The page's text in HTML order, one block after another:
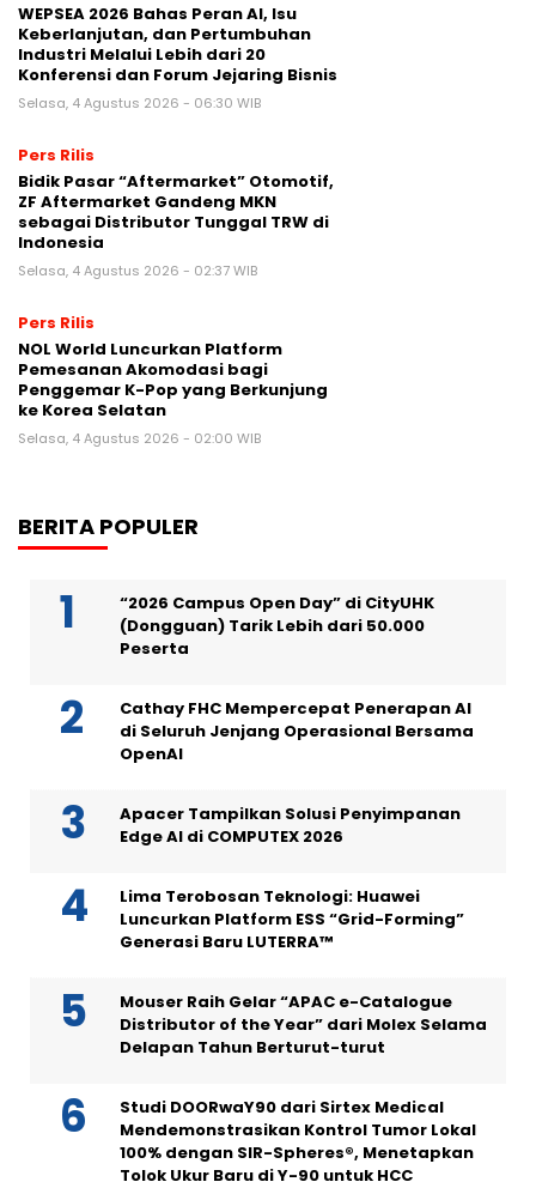
WEPSEA 2026 Bahas Peran AI, Isu
Keberlanjutan, dan Pertumbuhan
Industri Melalui Lebih dari 20
Konferensi dan Forum Jejaring Bisnis
Selasa, 4 Agustus 2026 - 06:30 WIB
Pers Rilis
Bidik Pasar “Aftermarket” Otomotif,
ZF Aftermarket Gandeng MKN
sebagai Distributor Tunggal TRW di
Indonesia
Selasa, 4 Agustus 2026 - 02:37 WIB
Pers Rilis
NOL World Luncurkan Platform
Pemesanan Akomodasi bagi
Penggemar K-Pop yang Berkunjung
ke Korea Selatan
Selasa, 4 Agustus 2026 - 02:00 WIB
BERITA POPULER
“2026 Campus Open Day” di CityUHK
(Dongguan) Tarik Lebih dari 50.000
Peserta
Cathay FHC Mempercepat Penerapan AI
di Seluruh Jenjang Operasional Bersama
OpenAI
Apacer Tampilkan Solusi Penyimpanan
Edge AI di COMPUTEX 2026
Lima Terobosan Teknologi: Huawei
Luncurkan Platform ESS “Grid-Forming”
Generasi Baru LUTERRA™
Mouser Raih Gelar “APAC e-Catalogue
Distributor of the Year” dari Molex Selama
Delapan Tahun Berturut-turut
Studi DOORwaY90 dari Sirtex Medical
Mendemonstrasikan Kontrol Tumor Lokal
100% dengan SIR-Spheres®, Menetapkan
Tolok Ukur Baru di Y-90 untuk HCC